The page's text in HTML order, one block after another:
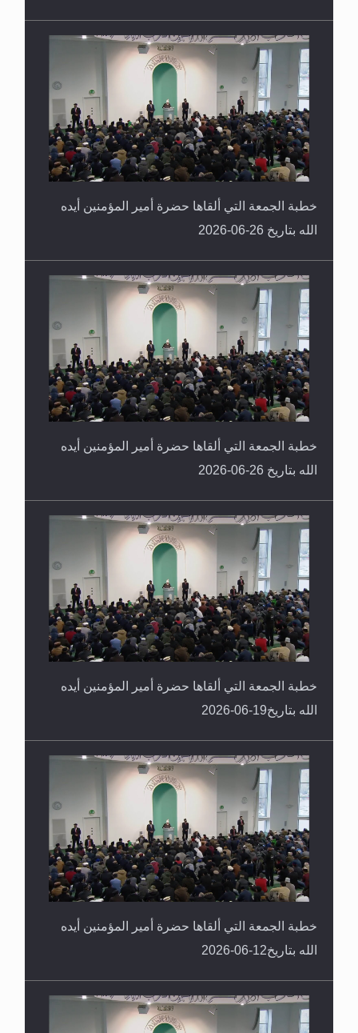
خطبة الجمعة التي ألقاها حضرة أمير المؤمنين أيده
الله بتاريخ 26-06-2026
خطبة الجمعة التي ألقاها حضرة أمير المؤمنين أيده
الله بتاريخ 26-06-2026
خطبة الجمعة التي ألقاها حضرة أمير المؤمنين أيده
الله بتاريخ19-06-2026
خطبة الجمعة التي ألقاها حضرة أمير المؤمنين أيده
الله بتاريخ12-06-2026